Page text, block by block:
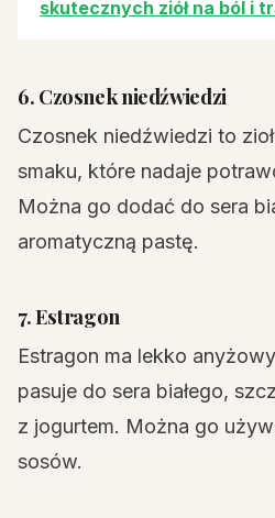
skutecznych ziół na ból i
6. Czosnek niedźwiedzi
Czosnek niedźwiedzi to
smaku, które nadaje
Można go dodać do sera
aromatyczną pastę.
7. Estragon
Estragon ma lekko
pasuje do sera białego,
z jogurtem. Można go
sosów.